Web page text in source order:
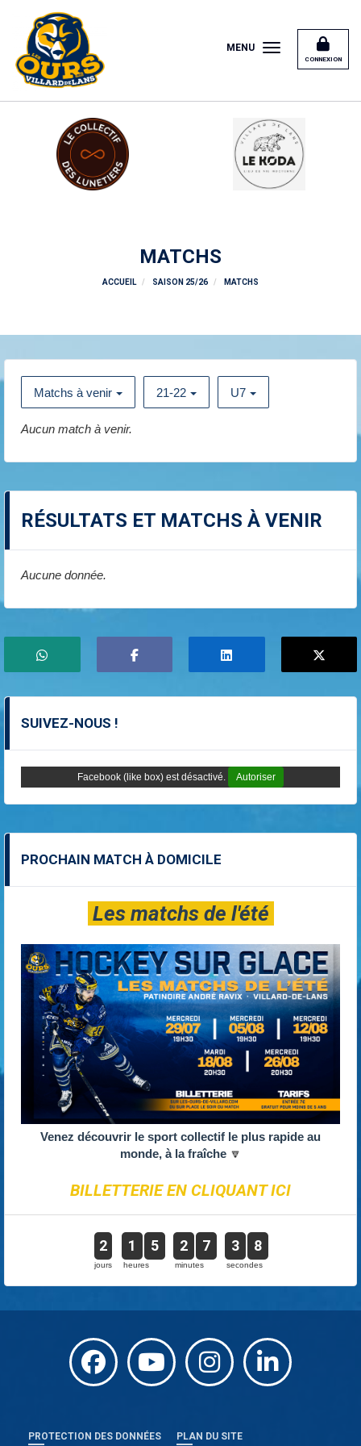
CONNEXION
MENU
MATCHS
ACCUEIL SAISON 25/26 MATCHS
Matchs à venir 21-22 U7
Aucun match à venir.
RÉSULTATS ET MATCHS À VENIR
Aucune donnée.
SUIVEZ-NOUS !
Facebook (like box) est désactivé. Autoriser
PROCHAIN MATCH À DOMICILE
Les matchs de l'été
Venez découvrir le sport collectif le plus rapide au
monde, à la fraîche 🔽
BILLETTERIE EN CLIQUANT ICI
2
jours
1 5
heures
2 7
minutes
3 8
secondes
PROTECTION DES DONNÉES PLAN DU SITE
Panneau de gestion des cookies